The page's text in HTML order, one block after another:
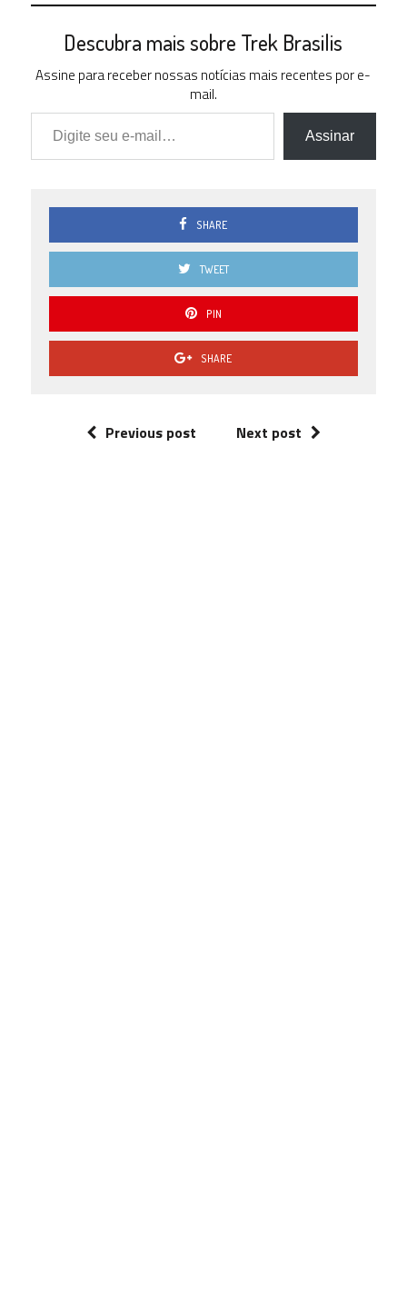
Descubra mais sobre Trek Brasilis
Assine para receber nossas notícias mais recentes por e-
mail.
Digite seu e-mail…
Assinar
SHARE
TWEET
PIN
SHARE
Previous post Next post